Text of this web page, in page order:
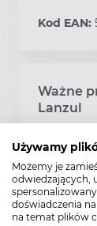
Używamy
Możemy je
odwiedzających,
doświadczenia
na temat plików
Kod EAN:
Ważne
Lanzul
lub